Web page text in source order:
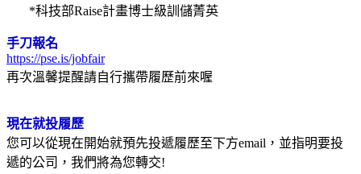
*科技部Raise計畫博士級訓儲菁英
手刀報名
https://pse.is/jobfair
再次溫馨提醒請自行攜帶履歷前來喔
現在就投履歷
您可以從現在開始就預先投遞履歷至下方email，並指明要投
遞的公司，我們將為您轉交!